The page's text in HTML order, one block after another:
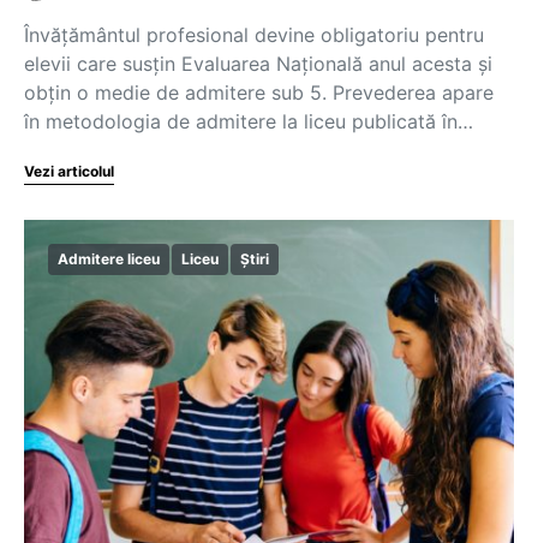
Învățământul profesional devine obligatoriu pentru
elevii care susțin Evaluarea Națională anul acesta și
obțin o medie de admitere sub 5. Prevederea apare
în metodologia de admitere la liceu publicată în…
Vezi articolul
Admitere liceu Liceu Știri